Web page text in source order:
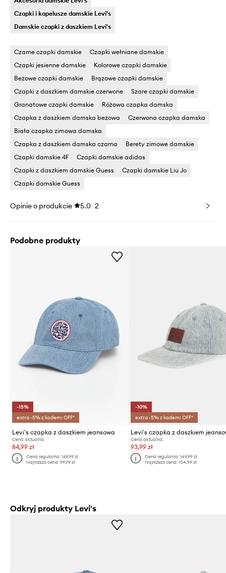
Czapki i kapelusze damskie Levi's
Damskie czapki z daszkiem Levi's
Czarne czapki damskie
Czapki wełniane damskie
Czapki jesienne damskie
Kolorowe czapki damskie
Beżowe czapki damskie
Brązowe czapki damskie
Czapki z daszkiem damskie czerwone
Szare czapki damskie
Granatowe czapki damskie
Różowa czapka damska
Czapka z daszkiem damska beżowa
Czerwona czapka damska
Biała czapka zimowa damska
Czapka z daszkiem damska czarna
Berety zimowe damskie
Czapki damskie 4F
Czapki damskie adidas
Czapki z daszkiem damskie Guess
Czapki damskie Liu Jo
Czapki damskie Guess
Opinie o produkcie 5.0 2
Podobne produkty
-15%
extra -5% z kodem: OFF*
Levi's czapka z daszkiem jeansowa
Cena aktualna:
84,99 zł
Cena regularna:169,99 zł
Najniższa cena:99,99 zł
-10%
extra -5% z kodem: OFF*
Cena aktualna:
93,99 zł
Cena regularna: 149,99 zł
Najniższa cena: 104,99 zł
Odkryj produkty Levi's